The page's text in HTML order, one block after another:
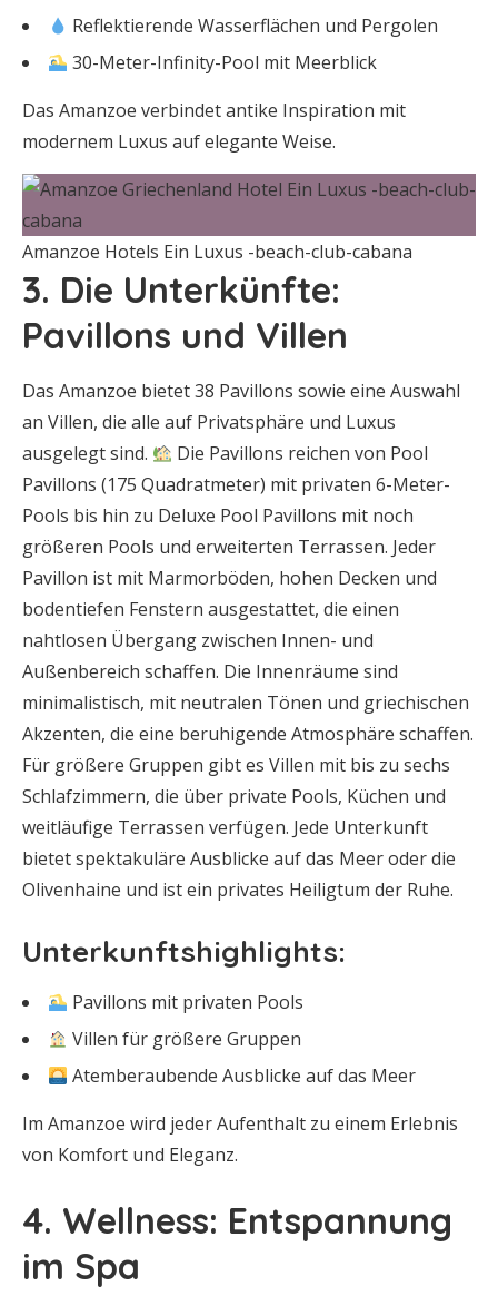
Reflektierende Wasserflächen und Pergolen
30-Meter-Infinity-Pool mit Meerblick
Das Amanzoe verbindet antike Inspiration mit
modernem Luxus auf elegante Weise.
Amanzoe Hotels Ein Luxus -beach-club-cabana
3. Die Unterkünfte:
Pavillons und Villen
Das Amanzoe bietet 38 Pavillons sowie eine Auswahl
an Villen, die alle auf Privatsphäre und Luxus
ausgelegt sind.
Die Pavillons reichen von Pool
Pavillons (175 Quadratmeter) mit privaten 6-Meter-
Pools bis hin zu Deluxe Pool Pavillons mit noch
größeren Pools und erweiterten Terrassen. Jeder
Pavillon ist mit Marmorböden, hohen Decken und
bodentiefen Fenstern ausgestattet, die einen
nahtlosen Übergang zwischen Innen- und
Außenbereich schaffen. Die Innenräume sind
minimalistisch, mit neutralen Tönen und griechischen
Akzenten, die eine beruhigende Atmosphäre schaffen.
Für größere Gruppen gibt es Villen mit bis zu sechs
Schlafzimmern, die über private Pools, Küchen und
weitläufige Terrassen verfügen. Jede Unterkunft
bietet spektakuläre Ausblicke auf das Meer oder die
Olivenhaine und ist ein privates Heiligtum der Ruhe.
Unterkunftshighlights:
Pavillons mit privaten Pools
Villen für größere Gruppen
Atemberaubende Ausblicke auf das Meer
Im Amanzoe wird jeder Aufenthalt zu einem Erlebnis
von Komfort und Eleganz.
4. Wellness: Entspannung
im Spa